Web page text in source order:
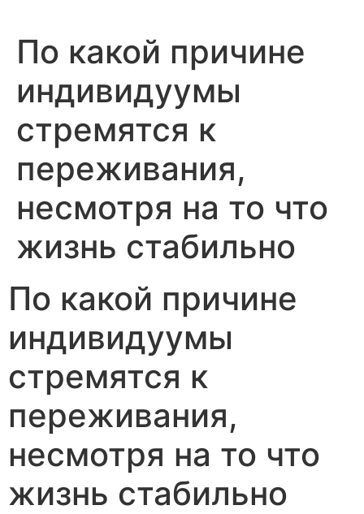
По какой причине
индивидуумы
стремятся к
переживания,
несмотря на то что
жизнь стабильно
По какой причине
индивидуумы
стремятся к
переживания,
несмотря на то что
жизнь стабильно